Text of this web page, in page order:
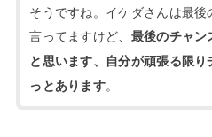
そうですね。イケダさんは最後
言ってますけど、 最後のチャン
と思います、自分が頑張る限り
っとあります。